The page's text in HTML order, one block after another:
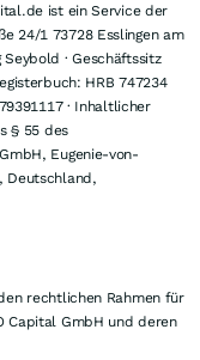
ist ein Service der
24/1 73728 Esslingen am
· Geschäftssitz
HRB 747234
· Inhaltlicher
§ 55 des
Eugenie-von-
Deutschland,
rechtlichen Rahmen für
Capital GmbH und deren